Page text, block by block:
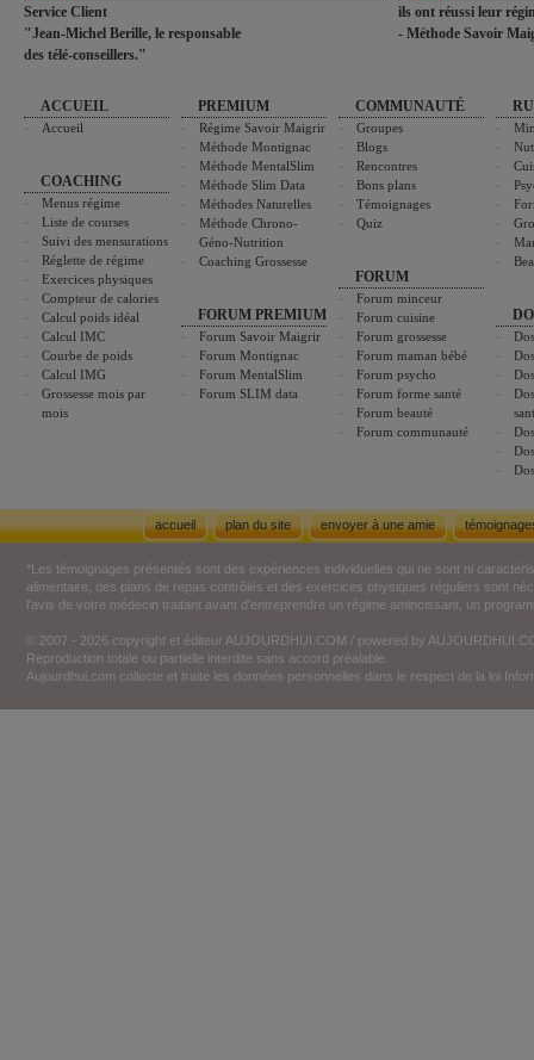
Service Client
"Jean-Michel Berille, le responsable
des télé-conseillers."
ils ont réussi leur
- Méthode Savoir
ACCUEIL
Accueil
COACHING
Menus régime
Liste de courses
Suivi des mensurations
Réglette de régime
Exercices physiques
Compteur de calories
Calcul poids idéal
Calcul IMC
Courbe de poids
Calcul IMG
Grossesse mois par
mois
PREMIUM
Régime Savoir Maigrir
Méthode Montignac
Méthode MentalSlim
Méthode Slim Data
Méthodes Naturelles
Méthode Chrono-
Géno-Nutrition
Coaching Grossesse
FORUM PREMIUM
Forum Savoir Maigrir
Forum Montignac
Forum MentalSlim
Forum SLIM data
COMMUNAUTÉ
Groupes
Blogs
Rencontres
Bons plans
Témoignages
Quiz
FORUM
Forum minceur
Forum cuisine
Forum grossesse
Forum maman bébé
Forum psycho
Forum forme santé
Forum beauté
Forum communauté
accueil plan du site envoyer à une amie
*Les témoignages présentés sont des expériences individuelles qui ne sont ni
alimentaire, des plans de repas contrôlés et des exercices physiques réguliers sont
l'avis de votre médecin traitant avant d'entreprendre un régime amincissant, un
© 2007 - 2026 copyright et éditeur AUJOURDHUI.COM / powered by
Reproduction totale ou partielle interdite sans accord préalable.
Aujourdhui.com collecte et traite les données personnelles dans le respect de la loi